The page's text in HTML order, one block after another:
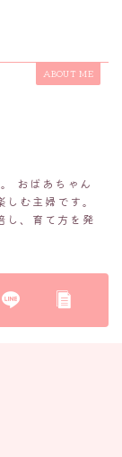
ABOUT ME
おばあちゃん
む主婦です。
し、育て方を発